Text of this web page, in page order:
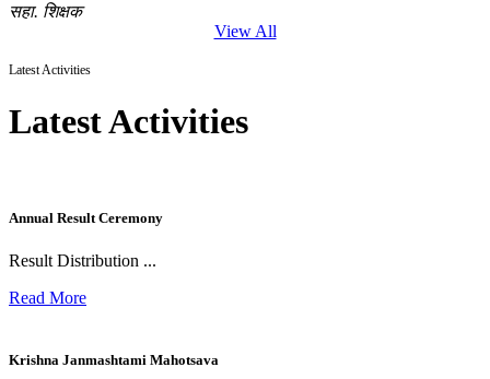
सहा. शिक्षक
View All
Latest Activities
Latest Activities
Annual Result Ceremony
Result Distribution ...
Read More
Krishna Janmashtami Mahotsava